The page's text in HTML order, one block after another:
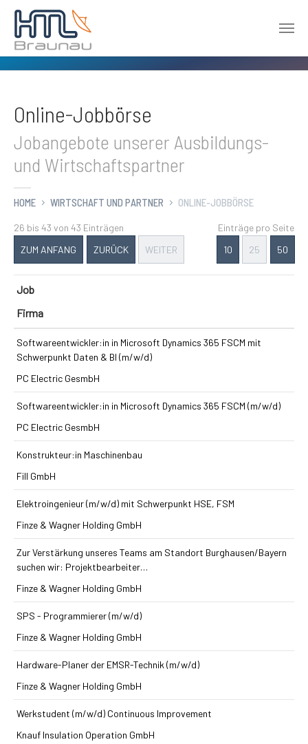
Online-Jobbörse
Jobangebote unserer Ausbildungs-
und Wirtschaftspartner
HOME WIRTSCHAFT UND PARTNER ONLINE-JOBBÖRSE
26 bis 43 von 43 Einträgen
ZUM ANFANG
ZURÜCK WEITER
Einträge pro Seite
10
25 50
Job
Firma
Softwareentwickler:in in Microsoft Dynamics 365 FSCM mit
Schwerpunkt Daten & BI (m/w/d)
PC Electric GesmbH
Softwareentwickler:in in Microsoft Dynamics 365 FSCM (m/w/d)
PC Electric GesmbH
Konstrukteur:in Maschinenbau
Fill GmbH
Elektroingenieur (m/w/d) mit Schwerpunkt HSE, FSM
Finze & Wagner Holding GmbH
Zur Verstärkung unseres Teams am Standort Burghausen/Bayern
suchen wir: Projektbearbeiter…
Finze & Wagner Holding GmbH
SPS - Programmierer (m/w/d)
Finze & Wagner Holding GmbH
Hardware-Planer der EMSR-Technik (m/w/d)
Finze & Wagner Holding GmbH
Werkstudent (m/w/d) Continuous Improvement
Knauf Insulation Operation GmbH